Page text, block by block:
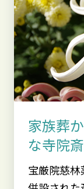
家族葬
な寺院
宝厳院慈